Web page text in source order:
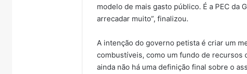
modelo de mais gasto público. É a PEC da
arrecadar muito”, finalizou.
A intenção do governo petista é criar um
combustíveis, como um fundo de recursos
ainda não há uma definição final sobre o